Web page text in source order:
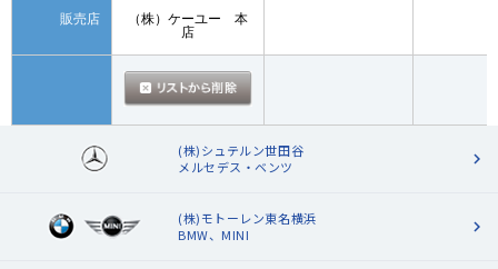
販売店
（株）ケーユー 本
店
(株)シュテルン世田谷
メルセデス・ベンツ
(株)モトーレン東名横浜
BMW、MINI